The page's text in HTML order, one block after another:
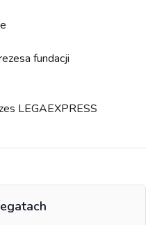
fundacji
LEGAEXPRESS